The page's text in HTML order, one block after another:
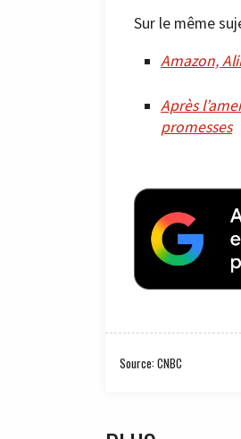
Sur le même
Amazon,
Après
promesses
Source: CNBC